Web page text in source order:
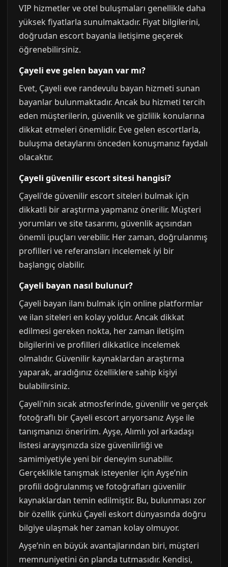
VIP hizmetler ve otel buluşmaları genellikle daha
yüksek fiyatlarla sunulmaktadır. Fiyat bilgilerini,
doğrudan escort bayanla iletişime geçerek
öğrenebilirsiniz.
Çayeli eve gelen bayan var mı?
Evet, Çayeli eve randevulu bayan hizmeti sunan
bayanlar bulunmaktadır. Ancak bu hizmeti tercih
eden müşterilerin, güvenlik ve gizlilik konularına
dikkat etmeleri önemlidir. Eve gelen escortlarla,
buluşma detaylarını önceden konuşmanız faydalı
olacaktır.
Çayeli güvenilir escort sitesi hangisi?
Çayeli'de güvenilir escort siteleri bulmak için
dikkatli bir araştırma yapmanız önerilir. Müşteri
yorumları ve site tasarımı, güvenlik açısından
önemli ipuçları verebilir. Her zaman, doğrulanmış
profilleri ve referansları incelemek iyi bir
başlangıç olabilir.
Çayeli bayan nasıl bulunur?
Çayeli bayan ilanı bulmak için online platformlar
ve ilan siteleri en kolay yoldur. Ancak dikkat
edilmesi gereken nokta, her zaman iletişim
bilgilerini ve profilleri dikkatlice incelemek
olmalıdır. Güvenilir kaynaklardan araştırma
yaparak, aradığınız özelliklere sahip kişiyi
bulabilirsiniz.
Çayeli'nin sıcak atmosferinde, güvenilir ve gerçek
fotoğraflı bir Çayeli escort arıyorsanız Ayşe ile
tanışmanızı öneririm. Ayşe, Alımlı yol arkadaşı
listesi arayışınızda size güvenilirliği ve
samimiyetiyle yeni bir deneyim sunabilir.
Gerçeklikle tanışmak isteyenler için Ayşe’nin
profili doğrulanmış ve fotoğrafları güvenilir
kaynaklardan temin edilmiştir. Bu, bulunması zor
bir özellik çünkü Çayeli eskort dünyasında doğru
bilgiye ulaşmak her zaman kolay olmuyor.
Ayşe’nin en büyük avantajlarından biri, müşteri
memnuniyetini ön planda tutmasıdır. Kendisi,